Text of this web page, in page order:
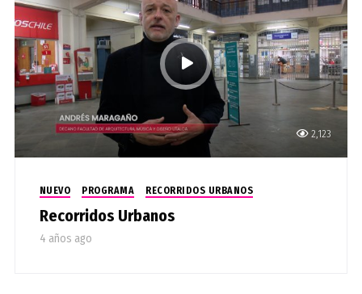
2,123
NUEVO PROGRAMA RECORRIDOS URBANOS
Recorridos Urbanos
4 años ago